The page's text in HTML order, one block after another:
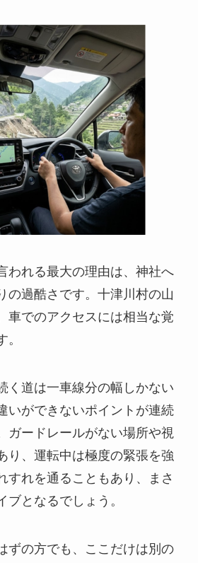
われる最大の理由は、神社へ
の過酷さです。十津川村の山
車でのアクセスには相当な覚
く道は一車線分の幅しかない
いができないポイントが連続
ガードレールがない場所や視
り、運転中は極度の緊張を強
すれを通ることもあり、まさ
ブとなるでしょう。
ずの方でも、ここだけは別の